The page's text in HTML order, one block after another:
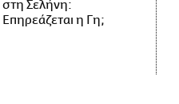
στη Σελήνη:
Επηρεάζεται η Γη;